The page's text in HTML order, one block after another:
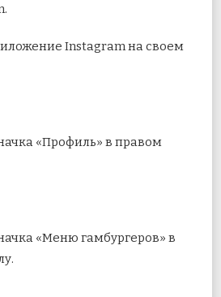
Instagram на своем
«Профиль» в правом
«Меню гамбургеров» в